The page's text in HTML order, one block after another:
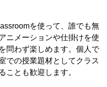
を使って、誰でも無
ニメーションや仕掛けを使
問わず楽しめます。個人で
での授業題材としてクラス
ことも歓迎します。